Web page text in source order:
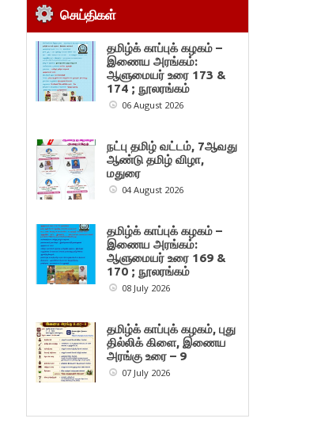
செய்திகள்
தமிழ்க் காப்புக் கழகம் –
இணைய அரங்கம்:
ஆளுமையர் உரை 173 &
174 ; நூலரங்கம்
06 August 2026
நட்பு தமிழ் வட்டம், 7ஆவது
ஆண்டு தமிழ் விழா,
மதுரை
04 August 2026
தமிழ்க் காப்புக் கழகம் –
இணைய அரங்கம்:
ஆளுமையர் உரை 169 &
170 ; நூலரங்கம்
08 July 2026
தமிழ்க் காப்புக் கழகம், புது
தில்லிக் கிளை, இணைய
அரங்கு உரை – 9
07 July 2026